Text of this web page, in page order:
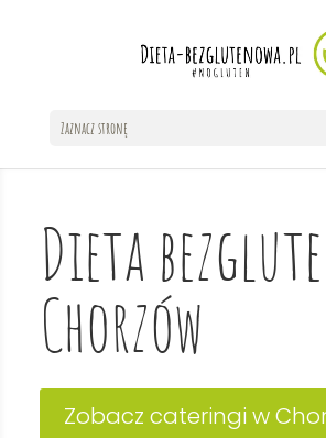
Zaznacz stronę
Dieta
Chorzów
Zobacz cateringi w